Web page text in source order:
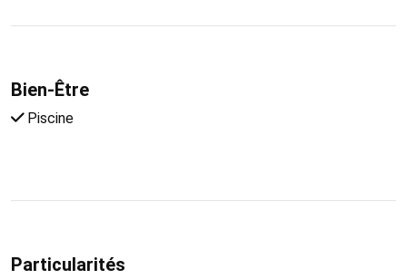
Bien-Être
Piscine
Particularités